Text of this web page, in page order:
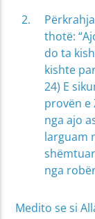
thotë:
do ta
kishte
24) E
provën e
nga ajo
larguam
nga
Medito se si